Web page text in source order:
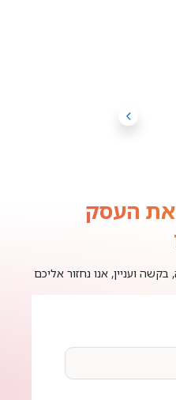
את העסק
ועניין, אנו נחזור אליכם